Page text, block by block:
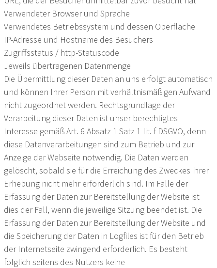
Verwendeter Browser und Sprache
Verwendetes Betriebssystem und dessen Oberfläche
IP-Adresse und Hostname des Besuchers
Zugriffsstatus / http-Statuscode
Jeweils übertragenen Datenmenge
Die Übermittlung dieser Daten an uns erfolgt automatisch
und können Ihrer Person mit verhältnismäßigen Aufwand
nicht zugeordnet werden. Rechtsgrundlage der
Verarbeitung dieser Daten ist unser berechtigtes
Interesse gemäß Art. 6 Absatz 1 Satz 1 lit. f DSGVO, denn
diese Datenverarbeitungen sind zum Betrieb und zur
Anzeige der Webseite notwendig. Die Daten werden
gelöscht, sobald sie für die Erreichung des Zweckes ihrer
Erhebung nicht mehr erforderlich sind. Im Falle der
Erfassung der Daten zur Bereitstellung der Website ist
dies der Fall, wenn die jeweilige Sitzung beendet ist. Die
Erfassung der Daten zur Bereitstellung der Website und
die Speicherung der Daten in Logfiles ist für den Betrieb
der Internetseite zwingend erforderlich. Es besteht
folglich seitens des Nutzers keine